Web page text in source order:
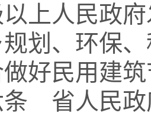
人民政府
划、环保
好民用建
省人民政府